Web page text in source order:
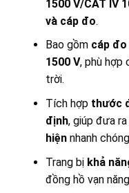
1500 V/CAT IV
và cáp đo.
Bao gồm cáp
1500 V, phù hợp
trời.
Tích hợp thước
định, giúp đưa
hiệnnhanh
Trang bị khả
đồng hồ vạn